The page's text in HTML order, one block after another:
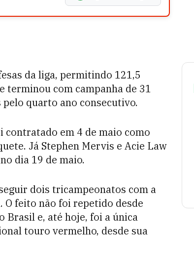
da liga, permitindo 121,5
terminou com campanha de 31
quarto ano consecutivo.
em 4 de maio como
Já Stephen Mervis e Acie Law
dia 19 de maio.
dois tricampeonatos com a
O feito não foi repetido desde
Brasil e, até hoje, foi a única
touro vermelho, desde sua